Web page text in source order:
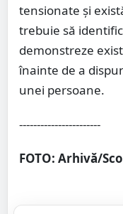
tensionate și
trebuie să
demonstreze
înainte de a
unei persoane.
-----------------------
FOTO: Arhivă/